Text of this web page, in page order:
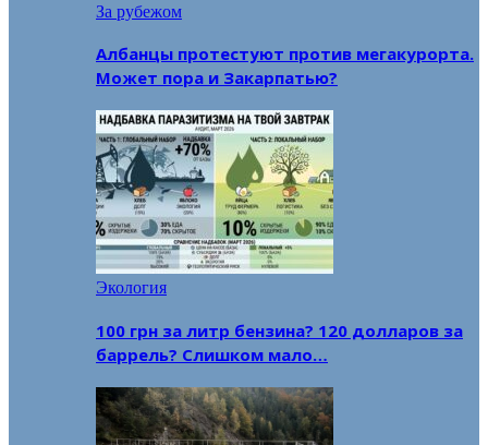
За рубежом
Албанцы протестуют против мегакурорта.
Может пора и Закарпатью?
Экология
100 грн за литр бензина? 120 долларов за
баррель? Слишком мало…